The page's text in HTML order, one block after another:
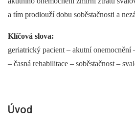
a tím prodlouží dobu soběstačnosti a
Klíčová slova:
geriatrický pacient –⁠ akutní onemocnění
–⁠ časná rehabilitace –⁠ soběstačnost –⁠
Úvod